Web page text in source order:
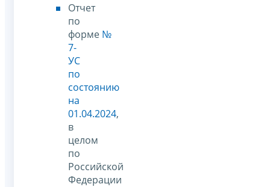
Отчет
по
форме №
7-
УС
по
состоянию
на
01.04.2024,
в
целом
по
Российской
Федерации